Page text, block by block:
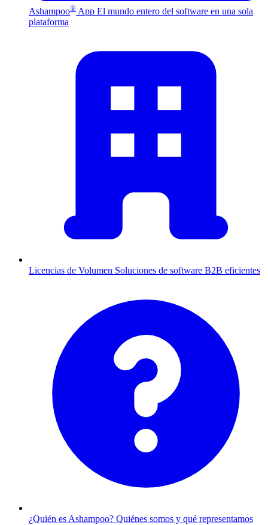
Ashampoo® App El mundo entero del software en una sola
plataforma
Licencias de Volumen Soluciones de software B2B eficientes
¿Quién es Ashampoo? Quiénes somos y qué representamos